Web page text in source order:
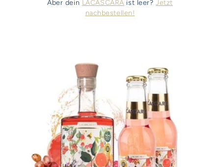
Aber dein LACASCARA ist leer?Jetzt
nachbestellen!